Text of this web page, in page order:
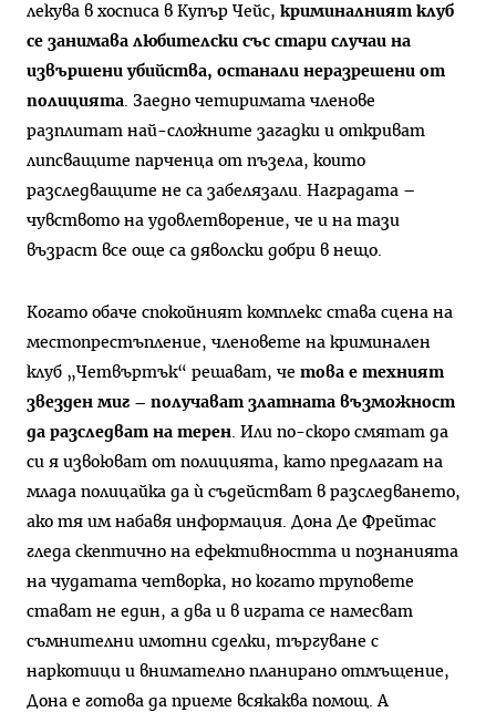
лекува в хосписа в Купър Чейс, криминалният клуб
се занимава любителски със стари случаи на
извършени убийства, останали неразрешени от
полицията . Заедно четиримата членове
разплитат най-сложните загадки и откриват
липсващите парченца от пъзела, които
разследващите не са забелязали. Наградата –
чувството на удовлетворение, че и на тази
възраст все още са дяволски добри в нещо.
Когато обаче спокойният комплекс става сцена на
местопрестъпление, членовете на криминален
клуб „Четвъртък“ решават, че това е техният
звезден миг – получават златната възможност
да разследват на терен . Или по-скоро смятат да
си я извоюват от полицията, като предлагат на
млада полицайка да ѝ съдействат в разследването,
ако тя им набавя информация. Дона Де Фрейтас
гледа скептично на ефективността и познанията
на чудатата четворка, но когато труповете
стават не един, а два и в играта се намесват
съмнителни имотни сделки, търгуване с
наркотици и внимателно планирано отмъщение,
Дона е готова да приеме всякаква помощ. А